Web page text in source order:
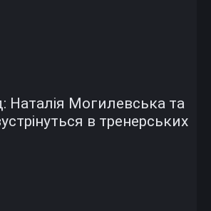
Наталія Могилевська та
в тренерських